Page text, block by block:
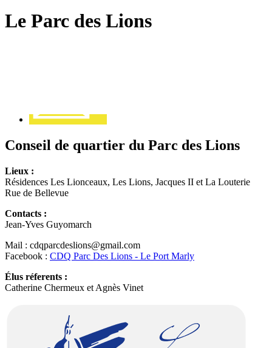
Le Parc des Lions
Conseil de quartier du Parc des Lions
Lieux :
Résidences Les Lionceaux, Les Lions, Jacques II et La Louterie
Rue de Bellevue
Contacts :
Jean-Yves Guyomarch
Mail : cdqparcdeslions@gmail.com
Facebook : CDQ Parc Des Lions - Le Port Marly
Élus réferents :
Catherine Chermeux et Agnès Vinet